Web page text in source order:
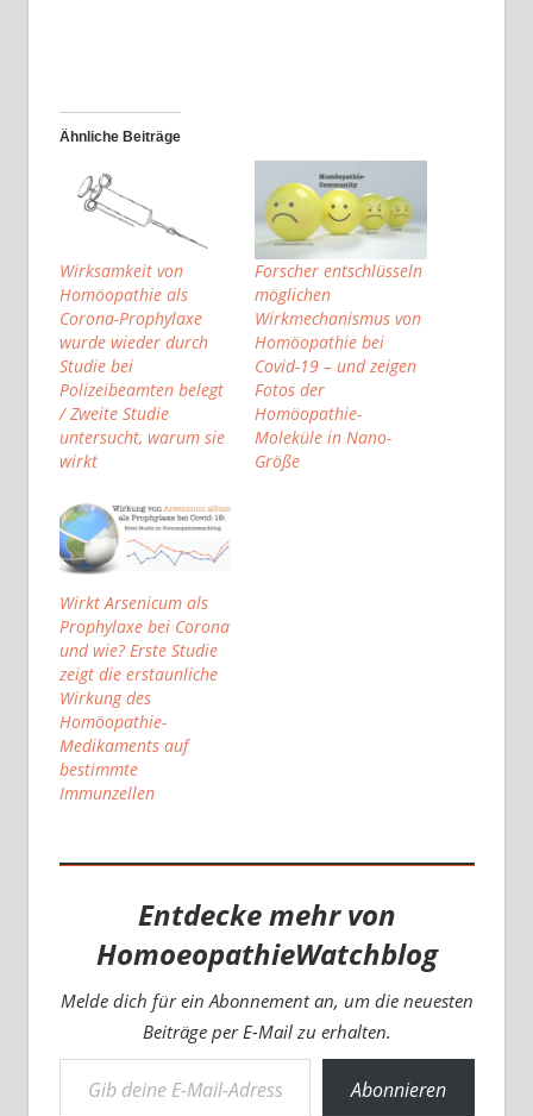
Ähnliche Beiträge
Wirksamkeit von
Homöopathie als
Corona-Prophylaxe
wurde wieder durch
Studie bei
Polizeibeamten belegt
/ Zweite Studie
untersucht, warum sie
wirkt
Forscher entschlüsseln
möglichen
Wirkmechanismus von
Homöopathie bei
Covid-19 – und zeigen
Fotos der
Homöopathie-
Moleküle in Nano-
Größe
Wirkt Arsenicum als
Prophylaxe bei Corona
und wie? Erste Studie
zeigt die erstaunliche
Wirkung des
Homöopathie-
Medikaments auf
bestimmte
Immunzellen
Entdecke mehr von
HomoeopathieWatchblog
Melde dich für ein Abonnement an, um die neuesten
Beiträge per E-Mail zu erhalten.
Gib deine E-Mail-Adresse ein ...
Abonnieren